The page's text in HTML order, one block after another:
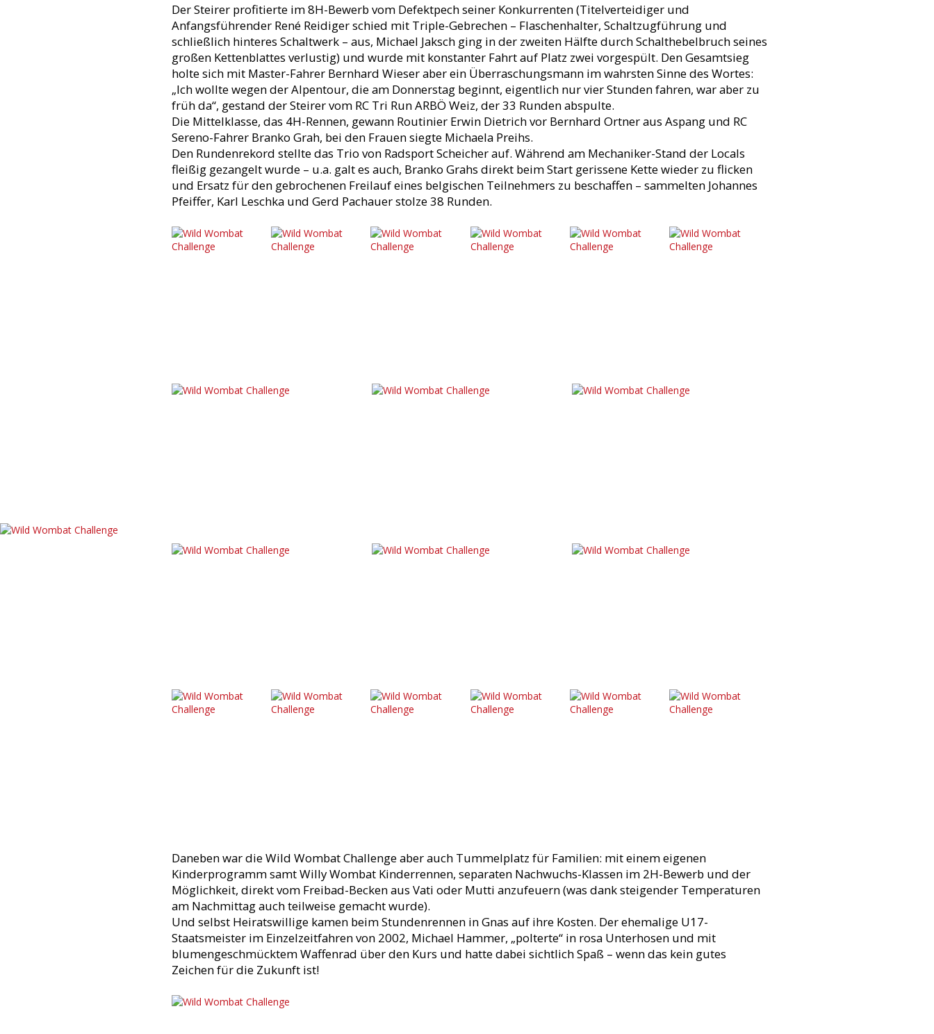
Der Steirer profitierte im 8H-Bewerb vom Defektpech seiner Konkurrenten (Titelverteidiger und
Anfangsführender René Reidiger schied mit Triple-Gebrechen – Flaschenhalter, Schaltzugführung und
schließlich hinteres Schaltwerk – aus, Michael Jaksch ging in der zweiten Hälfte durch Schalthebelbruch seines
großen Kettenblattes verlustig) und wurde mit konstanter Fahrt auf Platz zwei vorgespült. Den Gesamtsieg
holte sich mit Master-Fahrer Bernhard Wieser aber ein Überraschungsmann im wahrsten Sinne des Wortes:
„Ich wollte wegen der Alpentour, die am Donnerstag beginnt, eigentlich nur vier Stunden fahren, war aber zu
früh da“, gestand der Steirer vom RC Tri Run ARBÖ Weiz, der 33 Runden abspulte.
Die Mittelklasse, das 4H-Rennen, gewann Routinier Erwin Dietrich vor Bernhard Ortner aus Aspang und RC
Sereno-Fahrer Branko Grah, bei den Frauen siegte Michaela Preihs.
Den Rundenrekord stellte das Trio von Radsport Scheicher auf. Während am Mechaniker-Stand der Locals
fleißig gezangelt wurde – u.a. galt es auch, Branko Grahs direkt beim Start gerissene Kette wieder zu flicken
und Ersatz für den gebrochenen Freilauf eines belgischen Teilnehmers zu beschaffen – sammelten Johannes
Pfeiffer, Karl Leschka und Gerd Pachauer stolze 38 Runden.
Daneben war die Wild Wombat Challenge aber auch Tummelplatz für Familien: mit einem eigenen
Kinderprogramm samt Willy Wombat Kinderrennen, separaten Nachwuchs-Klassen im 2H-Bewerb und der
Möglichkeit, direkt vom Freibad-Becken aus Vati oder Mutti anzufeuern (was dank steigender Temperaturen
am Nachmittag auch teilweise gemacht wurde).
Und selbst Heiratswillige kamen beim Stundenrennen in Gnas auf ihre Kosten. Der ehemalige U17-
Staatsmeister im Einzelzeitfahren von 2002, Michael Hammer, „polterte“ in rosa Unterhosen und mit
blumengeschmücktem Waffenrad über den Kurs und hatte dabei sichtlich Spaß – wenn das kein gutes
Zeichen für die Zukunft ist!